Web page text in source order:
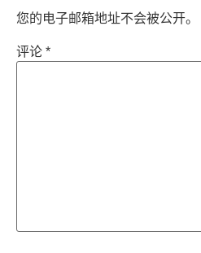
您的电子邮箱地址不会被公开。
评论 *